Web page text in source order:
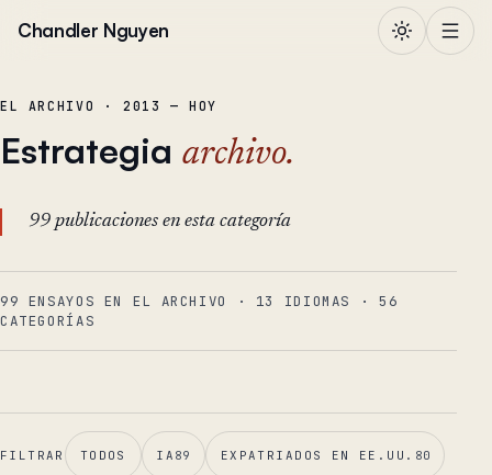
Chandler Nguyen
EL ARCHIVO · 2013 — HOY
Estrategia archivo.
99 publicaciones en esta categoría
99 ENSAYOS EN EL ARCHIVO · 13 IDIOMAS · 56
CATEGORÍAS
FILTRAR TODOS IA 89 EXPATRIADOS EN EE.UU. 80